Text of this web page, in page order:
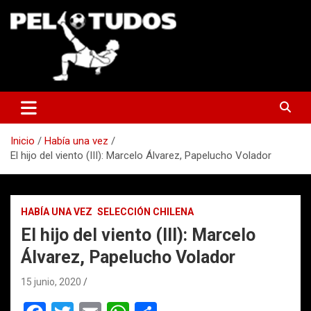
Inicio
Había una vez
El hijo del viento (III): Marcelo Álvarez, Papelucho Volador
HABÍA UNA VEZ SELECCIÓN CHILENA
El hijo del viento (III): Marcelo
Álvarez, Papelucho Volador
15 junio, 2020